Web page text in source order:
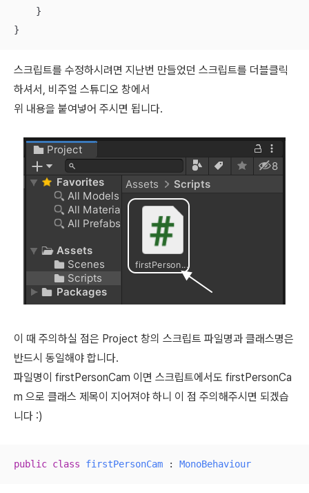
    }
스크립트를 수정하시려면 지난번 만들었던 스크립트를 더블클릭
하셔서, 비주얼 스튜디오 창에서
위 내용을 붙여넣어 주시면 됩니다.
이 때 주의하실 점은 Project 창의 스크립트 파일명과 클래스명은
반드시 동일해야 합니다.
파일명이 firstPersonCam 이면 스크립트에서도 firstPersonCa
m 으로 클래스 제목이 지어져야 하니 이 점 주의해주시면 되겠습
니다 :)
public class firstPersonCam : MonoBehaviour